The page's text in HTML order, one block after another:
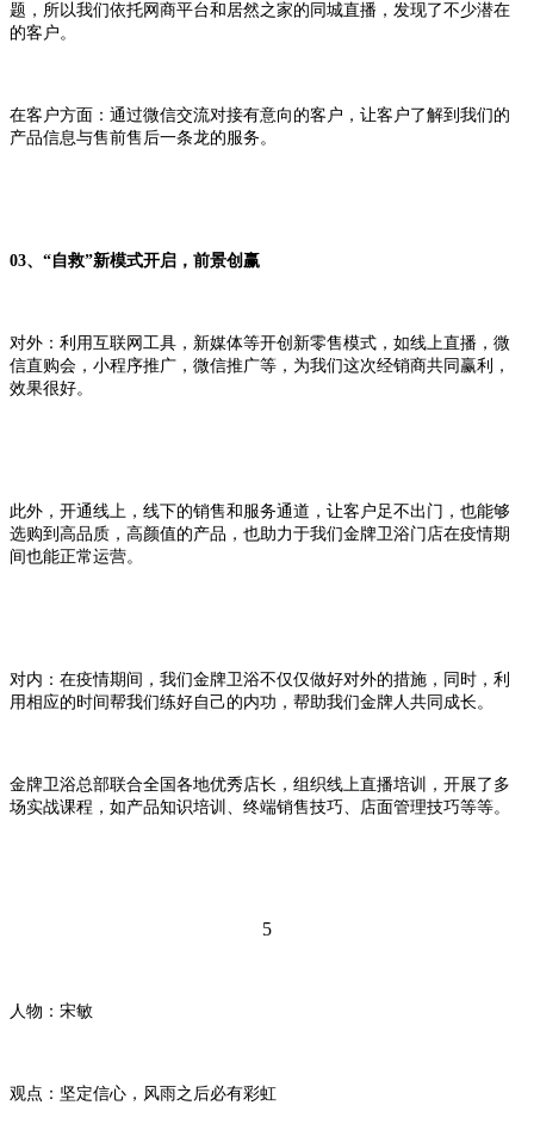
题，所以我们依托网商平台和居然之家的同城直播，发现了不少潜在
的客户。
在客户方面：通过微信交流对接有意向的客户，让客户了解到我们的
产品信息与售前售后一条龙的服务。
03、“自救”新模式开启，前景创赢
对外：利用互联网工具，新媒体等开创新零售模式，如线上直播，微
信直购会，小程序推广，微信推广等，为我们这次经销商共同赢利，
效果很好。
此外，开通线上，线下的销售和服务通道，让客户足不出门，也能够
选购到高品质，高颜值的产品，也助力于我们金牌卫浴门店在疫情期
间也能正常运营。
对内：在疫情期间，我们金牌卫浴不仅仅做好对外的措施，同时，利
用相应的时间帮我们练好自己的内功，帮助我们金牌人共同成长。
金牌卫浴总部联合全国各地优秀店长，组织线上直播培训，开展了多
场实战课程，如产品知识培训、终端销售技巧、店面管理技巧等等。
5
人物 ：宋敏
观点：坚定信心，风雨之后必有彩虹